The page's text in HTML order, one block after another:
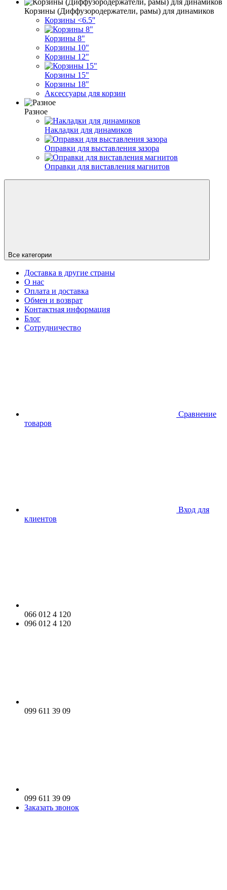
Корзины (Диффузородержатели, рамы) для динамиков
Корзины <6.5''
Корзины 8"
Корзины 10"
Корзины 12"
Корзины 15"
Корзины 18"
Аксессуары для корзин
Разное
Накладки для динамиков
Оправки для выставления зазора
Оправки для виставления магнитов
Все категории
Доставка в другие страны
О нас
Оплата и доставка
Обмен и возврат
Контактная информация
Блог
Сотрудничество
Сравнение
товаров
Вход для
клиентов
066 012 4 120
096 012 4 120
099 611 39 09
099 611 39 09
Заказать звонок